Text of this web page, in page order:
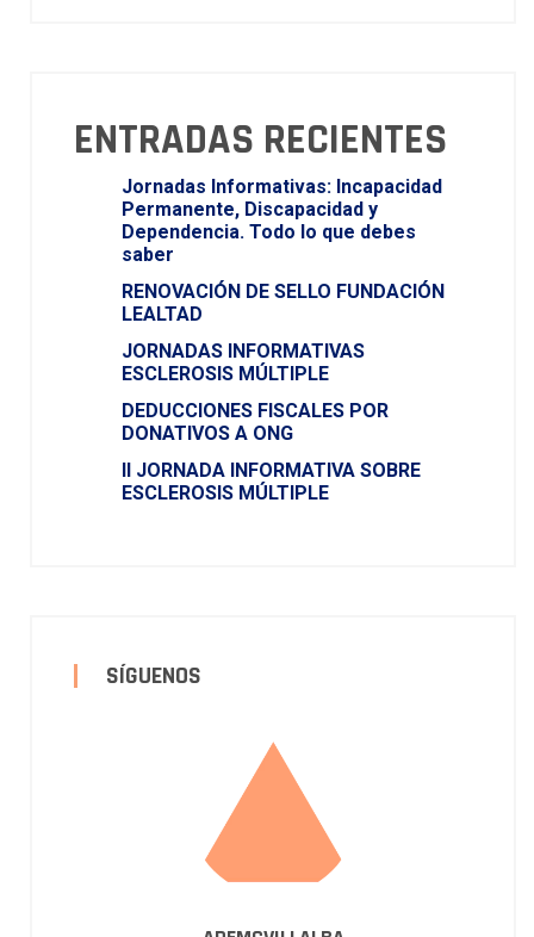
ENTRADAS RECIENTES
Jornadas Informativas: Incapacidad
Permanente, Discapacidad y
Dependencia. Todo lo que debes
saber
RENOVACIÓN DE SELLO FUNDACIÓN
LEALTAD
JORNADAS INFORMATIVAS
ESCLEROSIS MÚLTIPLE
DEDUCCIONES FISCALES POR
DONATIVOS A ONG
II JORNADA INFORMATIVA SOBRE
ESCLEROSIS MÚLTIPLE
SÍGUENOS